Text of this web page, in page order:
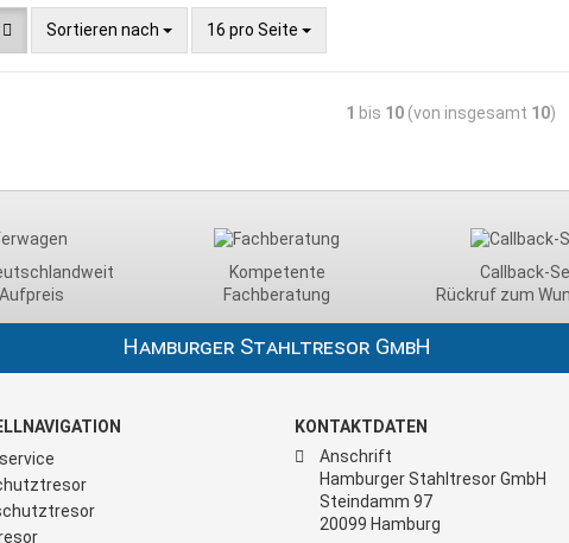
Sortieren nach 16 pro Seite
1 bis 10(von insgesamt 10)
Kompetente
Fachberatung
Callback-
Rückruf zum
Hamburger Stahltresor GmbH
KONTAKTDATEN
Anschrift
Hamburger Stahltresor GmbH
Steindamm 97
20099 Hamburg